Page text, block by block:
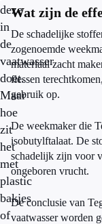
deze
in
de
vaatwasser
doet.
Maar
hoe
zit
het
met
plastic
bakjes
of
Wat zijn de
De schadelijke
zogenoemde
materiaal zacht
flessen
gebruik op.
De weekmaker die
isobutylftalaat. De
schadelijk zijn voor
ongeboren vrucht.
De conclusie van
vaatwasser worden